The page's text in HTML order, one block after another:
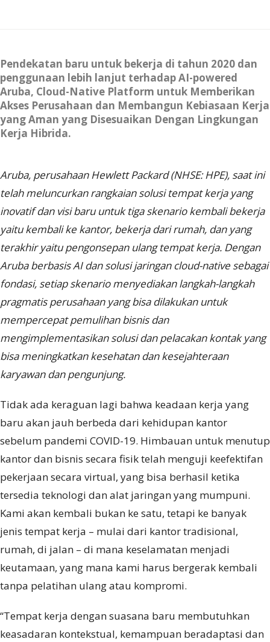
Pendekatan baru untuk bekerja di tahun 2020 dan
penggunaan lebih lanjut terhadap AI-powered
Aruba, Cloud-Native Platform untuk Memberikan
Akses Perusahaan dan Membangun Kebiasaan Kerja
yang Aman yang Disesuaikan Dengan Lingkungan
Kerja Hibrida.
Aruba, perusahaan Hewlett Packard (NHSE: HPE), saat ini
telah meluncurkan rangkaian solusi tempat kerja yang
inovatif dan visi baru untuk tiga skenario kembali bekerja
yaitu kembali ke kantor, bekerja dari rumah, dan yang
terakhir yaitu pengonsepan ulang tempat kerja. Dengan
Aruba berbasis AI dan solusi jaringan cloud-native sebagai
fondasi, setiap skenario menyediakan langkah-langkah
pragmatis perusahaan yang bisa dilakukan untuk
mempercepat pemulihan bisnis dan
mengimplementasikan solusi dan pelacakan kontak yang
bisa meningkatkan kesehatan dan kesejahteraan
karyawan dan pengunjung.
Tidak ada keraguan lagi bahwa keadaan kerja yang
baru akan jauh berbeda dari kehidupan kantor
sebelum pandemi COVID-19. Himbauan untuk menutup
kantor dan bisnis secara fisik telah menguji keefektifan
pekerjaan secara virtual, yang bisa berhasil ketika
tersedia teknologi dan alat jaringan yang mumpuni.
Kami akan kembali bukan ke satu, tetapi ke banyak
jenis tempat kerja – mulai dari kantor tradisional,
rumah, di jalan – di mana keselamatan menjadi
keutamaan, yang mana kami harus bergerak kembali
tanpa pelatihan ulang atau kompromi.
“Tempat kerja dengan suasana baru membutuhkan
keasadaran kontekstual, kemampuan beradaptasi dan